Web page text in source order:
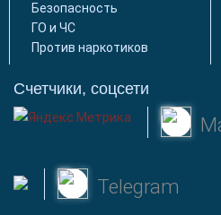
Безопасность
ГО и ЧС
Против наркотиков
Счетчики, соцсети
Telegram